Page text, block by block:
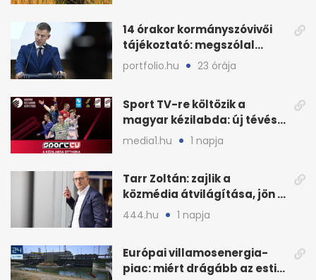
14 órakor kormányszóvivői
tájékoztató: megszólal
Magyar Péter is
portfolio.hu 23 órája
Sport TV-re költözik a
magyar kézilabda: új tévés
megállapodás
media1.hu 1 napja
Tarr Zoltán: zajlik a
közmédia átvilágítása, jön a
nyilvános véleményezés
444.hu 1 napja
Európai villamosenergia-
piac: miért drágább az esti